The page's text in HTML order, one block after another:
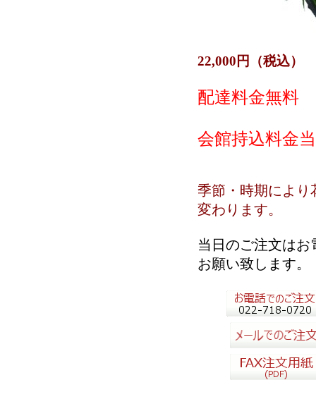
22,000円（税込）
配達料金無料
会館持込料金
季節・時期により
変わります。
当日のご注文はお
お願い致します。